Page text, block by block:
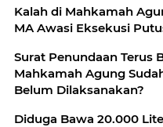
Kalah di Mahkamah
MA Awasi Eksekusi
Surat Penundaan Terus
Mahkamah Agung
Belum Dilaksanakan?
Diduga Bawa 20.000